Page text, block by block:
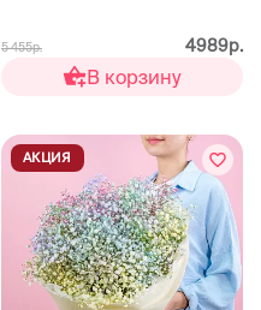
5 455р. 4989р.
В корзину
АКЦИЯ